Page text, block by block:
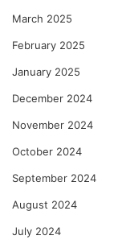
March 2025
February 2025
January 2025
December 2024
November 2024
October 2024
September 2024
August 2024
July 2024